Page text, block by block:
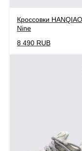
Кроссовки
Nine
8 490 RUB